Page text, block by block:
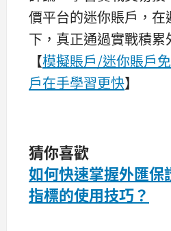
價平台的迷你賬戶，
下，真正通過實戰積累
【模擬賬戶/迷你賬戶
戶在手學習更快】
猜你喜歡
如何快速掌握外匯保
指標的使用技巧？